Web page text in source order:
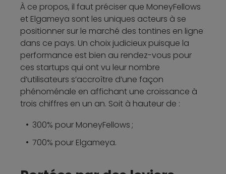
À ce propos, il faut préciser que MoneyFellows
et Elgameya sont les uniques acteurs à se
positionner sur le marché des tontines en ligne
dans ce pays. Un choix judicieux puisque la
performance est bien au rendez-vous pour
ces startups qui ont vu leur nombre
d’utilisateurs s’accroître d’une façon
phénoménale en affichant une croissance à
trois chiffres en un an. Soit à hauteur de :
300% pour MoneyFellows ;
700% pour Elgameya.